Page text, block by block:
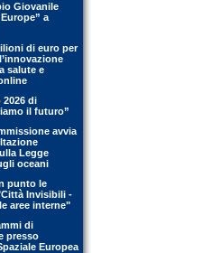
Giovanile
a
di euro per
salute e
2026 di
il futuro”
avvia
Legge
oceani
punto le
Invisibili -
aree interne"
di
presso
Europea